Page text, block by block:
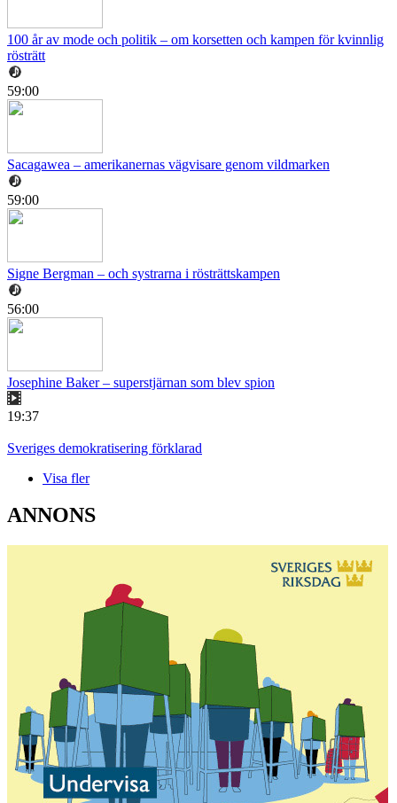
100 år av mode och politik – om korsetten och kampen för kvinnlig
rösträtt
59:00
Sacagawea – amerikanernas vägvisare genom vildmarken
59:00
Signe Bergman – och systrarna i rösträttskampen
56:00
Josephine Baker – superstjärnan som blev spion
19:37
Sveriges demokratisering förklarad
Visa fler
ANNONS